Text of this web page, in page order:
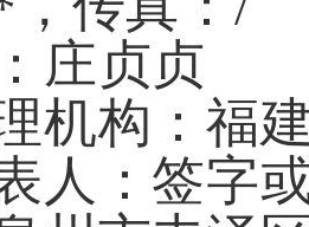
庄贞贞
机构：福
人： 签字